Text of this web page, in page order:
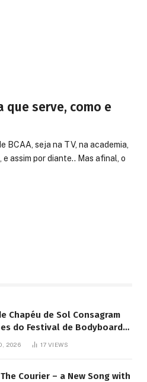
que serve, como e
BCAA, seja na TV, na academia,
assim por diante.. Mas afinal, o
Chapéu de Sol Consagram
do Festival de Bodyboard
2026 17VIEWS
Courier – a New Song with